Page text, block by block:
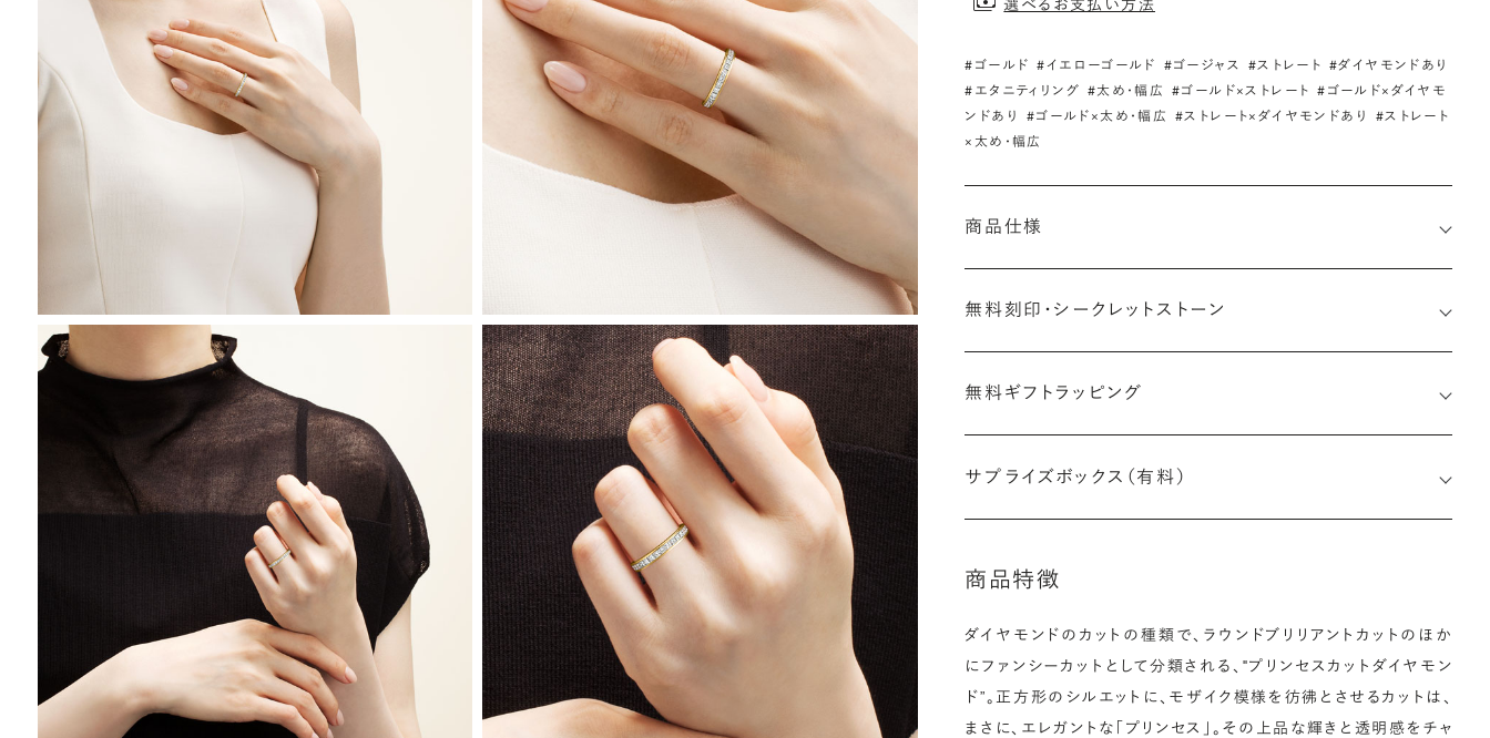
選べるお支払い方法
#ゴールド #イエローゴールド #ゴージャス #ストレート #ダイヤモンドあり
#エタニティリング #太め・幅広 #ゴールド×ストレート #ゴールド×ダイヤモ
ンドあり
#ゴールド×太め・幅広 #ストレート×ダイヤモンドあり
#ストレート
×太め・幅広
商品仕様
アフターサービス詳細
無料刻印・ シークレットストーン
刻印メッセージ：半角英数字20文字まで刻印可能
セージを無料で刻印することができます。注文前だけでなく購入後
「商品仕様」欄をご確認ください）。
シークレットストーン：指輪の内側に留める宝石のこと
無料ギフトラッピング
サプライズボックス（有料）
商品特徴
ダイヤモンドのカットの種類で、ラウンドブリリアントカットのほか
にファンシーカットとして分類される、"プリンセスカットダイヤモン
ド”。正方形のシルエットに、モザイク模様を彷彿とさせるカットは、
まさに、エレガントな「プリンセス」。その上品な輝きと透明感をチャ